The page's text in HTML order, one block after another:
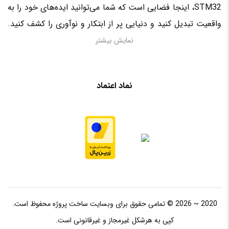
STM32، اینجا فضایی است که شما می‌توانید ایده‌های خود را به
واقعیت تبدیل کنید و دنیایی پر از ابتکار و نوآوری را کشف کنید.
منتظر حضور فعال شما در این سرزمین الکترونیکی هستیم!
نمایش بیشتر
نماد اعتماد
2020 ~ 2026 © تمامی حقوق برای وبسایت ساخت پروژه محفوظ است.
کپی به هرشکل غیرمجاز و غیرقانونی است.